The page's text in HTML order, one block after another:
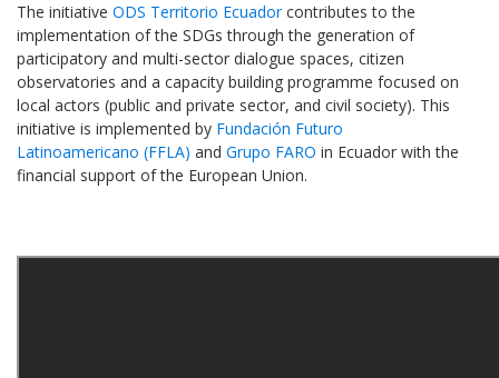
The initiative ODS Territorio Ecuadorcontributes to the
implementation of the SDGs through the generation of
participatory and multi-sector dialogue spaces, citizen
observatories and a capacity building programme focused on
local actors (public and private sector, and civil society). This
initiative is implemented by Fundación Futuro
Latinoamericano (FFLA) and Grupo FARO in Ecuador with the
financial support of the European Union.